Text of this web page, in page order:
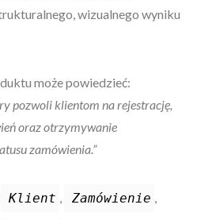
wizualnego wyniku
może powiedzieć:
pozwoli klientom na rejestrację,
oraz otrzymywanie
zamówienia.”
Klient , Zamówienie ,